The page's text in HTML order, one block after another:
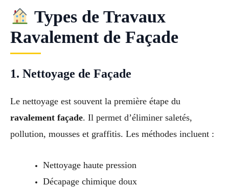
Types de Travaux
Ravalement de Façade
1. Nettoyage de Façade
Le nettoyage est souvent la première étape du
ravalement façade. Il permet d’éliminer saletés,
pollution, mousses et graffitis. Les méthodes incluent :
Nettoyage haute pression
Décapage chimique doux